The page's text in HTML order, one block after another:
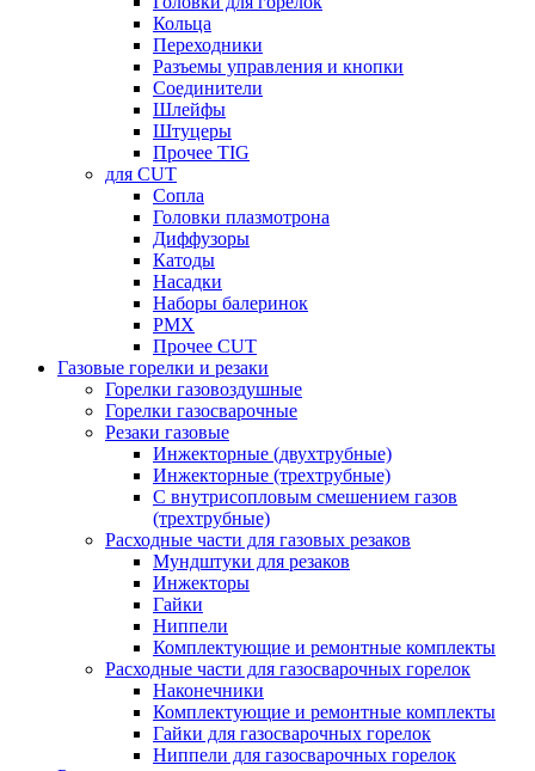
Кольца
Переходники
Разъемы управления и кнопки
Соединители
Шлейфы
Штуцеры
Прочее TIG
для CUT
Сопла
Головки плазмотрона
Диффузоры
Катоды
Насадки
Наборы балеринок
PMX
Прочее CUT
Газовые горелки и резаки
Горелки газовоздушные
Горелки газосварочные
Резаки газовые
Инжекторные (двухтрубные)
Инжекторные (трехтрубные)
С внутрисопловым смешением газов
(трехтрубные)
Расходные части для газовых резаков
Мундштуки для резаков
Инжекторы
Гайки
Ниппели
Комплектующие и ремонтные комплекты
Расходные части для газосварочных горелок
Наконечники
Комплектующие и ремонтные комплекты
Гайки для газосварочных горелок
Ниппели для газосварочных горелок